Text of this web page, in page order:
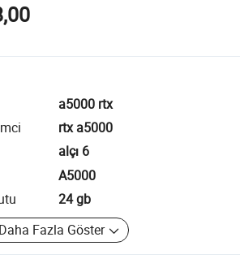
a5000 rtx
rtx a5000
alçı 6
A5000
24 gb
Daha Fazla Göster